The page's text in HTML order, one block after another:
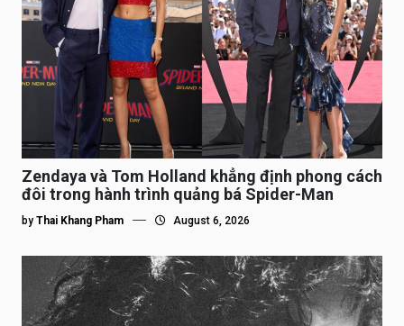
Zendaya và Tom Holland khẳng định phong cách
đôi trong hành trình quảng bá Spider-Man
by Thai Khang Pham August 6, 2026